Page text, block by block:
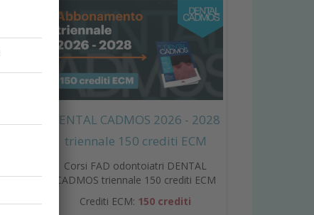
DENTAL CADMOS 2026 - 2028
triennale 150 crediti ECM
Corsi FAD odontoiatri DENTAL
CADMOS triennale 150 crediti ECM
Crediti ECM: 150 crediti